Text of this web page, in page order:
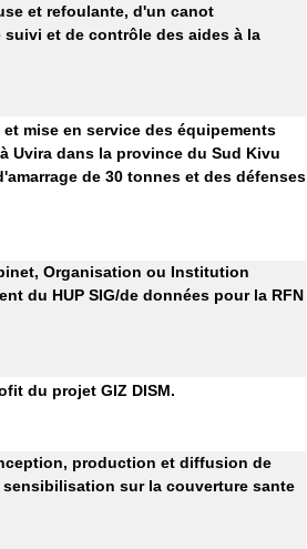
et refoulante, d'un canot
et de contrôle des aides à la
mise en service des équipements
Uvira dans la province du Sud Kivu
de 30 tonnes et des défenses
Organisation ou Institution
du HUP SIG/de données pour la RFN
du projet GIZ DISM.
production et diffusion de
sur la couverture sante